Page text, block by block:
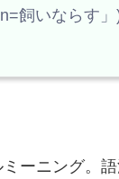
飼いならす」
ーニング。